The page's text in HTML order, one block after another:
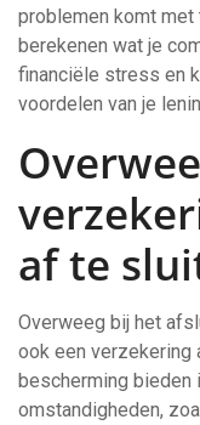
problemen komt
berekenen wat je
financiële stress en
voordelen van je
af te
Overweeg bij het
ook een verzekering
bescherming bieden
omstandigheden,